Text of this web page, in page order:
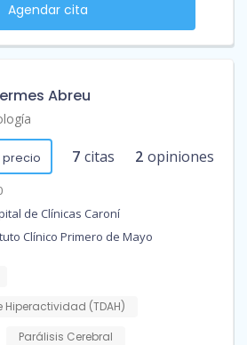
Agendar cita
Abreu
precio 7 citas 2 opiniones
de Clínicas Caroní
Clínico Primero de Mayo
Hiperactividad (TDAH)
Parálisis Cerebral